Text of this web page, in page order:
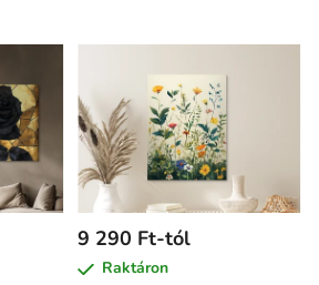
9 290 Ft-tól
Raktáron